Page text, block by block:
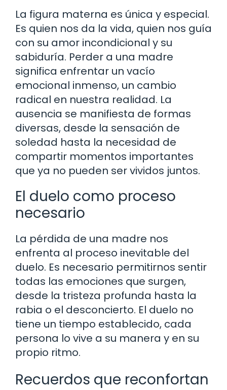
La figura materna es única y especial.
Es quien nos da la vida, quien nos guía
con su amor incondicional y su
sabiduría. Perder a una madre
significa enfrentar un vacío
emocional inmenso, un cambio
radical en nuestra realidad. La
ausencia se manifiesta de formas
diversas, desde la sensación de
soledad hasta la necesidad de
compartir momentos importantes
que ya no pueden ser vividos juntos.
El duelo como proceso
necesario
La pérdida de una madre nos
enfrenta al proceso inevitable del
duelo. Es necesario permitirnos sentir
todas las emociones que surgen,
desde la tristeza profunda hasta la
rabia o el desconcierto. El duelo no
tiene un tiempo establecido, cada
persona lo vive a su manera y en su
propio ritmo.
Recuerdos que reconfortan